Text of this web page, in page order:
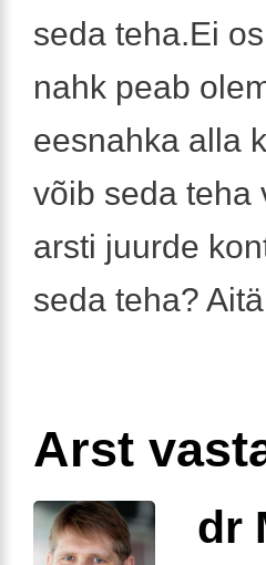
seda teha.Ei
nahk peab
eesnahka alla
võib seda teha
arsti juurde
seda teha?
Arst
dr